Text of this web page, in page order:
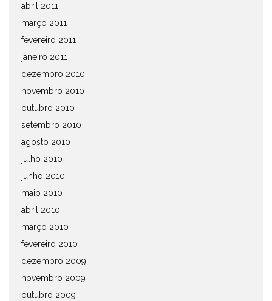
abril 2011
março 2011
fevereiro 2011
janeiro 2011
dezembro 2010
novembro 2010
outubro 2010
setembro 2010
agosto 2010
julho 2010
junho 2010
maio 2010
abril 2010
março 2010
fevereiro 2010
dezembro 2009
novembro 2009
outubro 2009